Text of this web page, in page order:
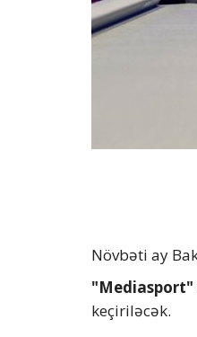
Növbəti ay
"Mediasport"
keçiriləcək.